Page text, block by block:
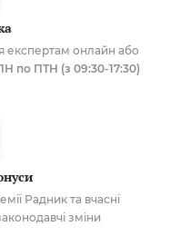
експертам онлайн або
по ПТН (з 09:30-17:30)
Радник та вчасні
зміни